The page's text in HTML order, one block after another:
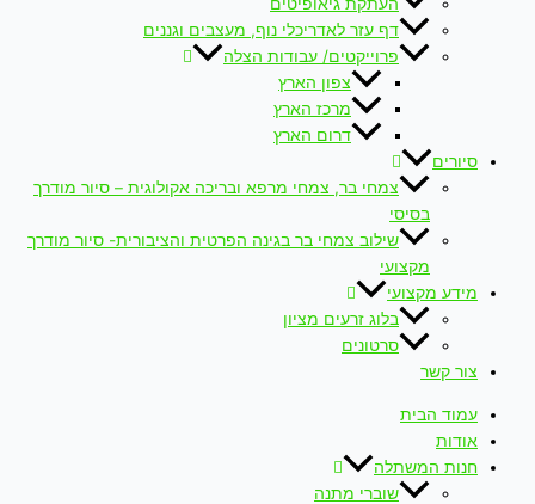
דף עזר לאדריכלי נוף, מעצבים וגננים
פרוייקטים/ עבודות הצלה
צפון הארץ
מרכז הארץ
דרום הארץ
סיורים
צמחי בר, צמחי מרפא ובריכה אקולוגית – סיור מודרך
בסיסי
שילוב צמחי בר בגינה הפרטית והציבורית- סיור מודרך
מקצועי
מידע מקצועי
בלוג זרעים מציון
סרטונים
צור קשר
עמוד הבית
אודות
חנות המשתלה
שוברי מתנה